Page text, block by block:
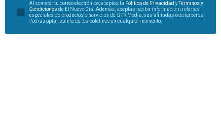
Al someter tu correo electrónico, aceptas la Política de Privacidad y
Términos y
Condiciones de El Nuevo Día. Además, aceptas recibir información u ofertas
especiales de productos o servicios de GFR Media, sus afiliadas o de terceros.
Podrás optar salirte de los boletines en cualquier momento.